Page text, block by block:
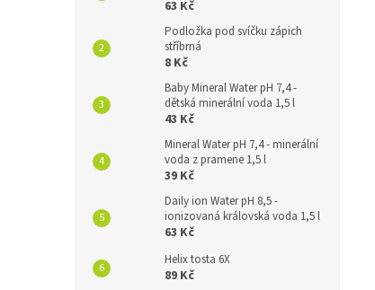
63 Kč
Podložka pod svíčku zápich
stříbrná
8 Kč
Baby Mineral Water pH 7,4 -
dětská minerální voda 1,5 l
43 Kč
Mineral Water pH 7,4 - minerální
voda z pramene 1,5 l
39 Kč
Daily ion Water pH 8,5 -
ionizovaná královská voda 1,5 l
63 Kč
Helix tosta 6X
89 Kč